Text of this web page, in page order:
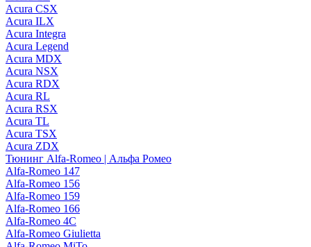
Acura CSX
Acura ILX
Acura Integra
Acura Legend
Acura MDX
Acura NSX
Acura RDX
Acura RL
Acura RSX
Acura TL
Acura TSX
Acura ZDX
Тюнинг Alfa-Romeo | Альфа Ромео
Alfa-Romeo 147
Alfa-Romeo 156
Alfa-Romeo 159
Alfa-Romeo 166
Alfa-Romeo 4C
Alfa-Romeo Giulietta